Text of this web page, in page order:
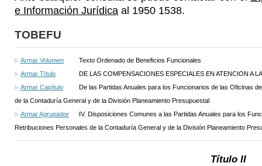
e Información Jurídica al 1950 1538.
TOBEFU
Armar Volumen
Texto Ordenado de Beneficios Funcionales
Armar Título
DE LAS COMPENSACIONES ESPECIALES EN ATENCION A
Armar Capítulo
De las Partidas Anuales para los Funcionarios de las Oficinas
de la Contaduría General y de la División Planeamiento Presupuestal
Armar Agrupador
IV. Disposiciones Comunes a las Partidas Anuales para los
Retribuciones Personales de la Contaduría General y de la División Planeamiento
Título II